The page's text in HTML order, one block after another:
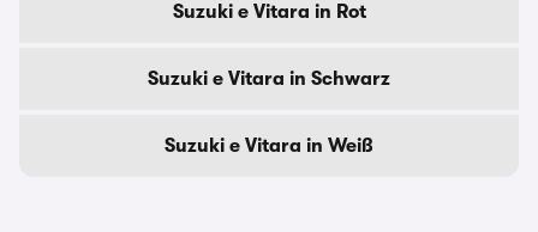
Suzuki e Vitara in Rot
Suzuki e Vitara in Schwarz
Suzuki e Vitara in Weiß